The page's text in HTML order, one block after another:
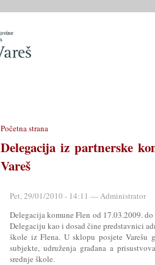
Početna strana
Delegacija iz partnerske
Vareš
Pet, 29/01/2010 - 14:11 — Administrator
Delegacija komune Flen od 17.03.2009.
Delegaciju kao i dosad čine predstavnici
škole iz Flena. U sklopu posjete Varešu
subjekte, udruženja građana a
srednje škole.